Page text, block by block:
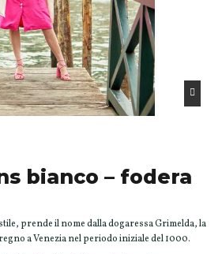
bianco – fodera
prende il nome dalla dogaressa Grimelda, la
a Venezia nel periodo iniziale del 1000.